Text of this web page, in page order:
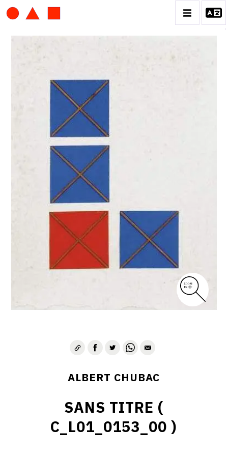
ALBERT CHUBAC
BIOGRAPHIE
CATALOGUE DES OEUVRES
CONTACT
ALBERT CHUBAC
SANS TITRE (
C_L01_0153_00 )